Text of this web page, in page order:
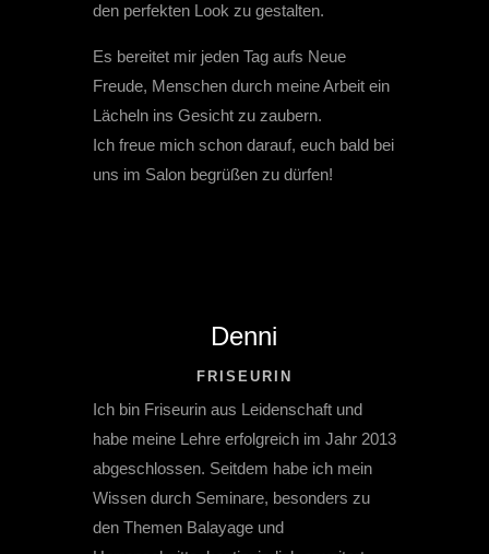
den perfekten Look zu gestalten.
Es bereitet mir jeden Tag aufs Neue
Freude, Menschen durch meine Arbeit ein
Lächeln ins Gesicht zu zaubern.
Ich freue mich schon darauf, euch bald bei
uns im Salon begrüßen zu dürfen!
Denni
FRISEURIN
Ich bin Friseurin aus Leidenschaft und
habe meine Lehre erfolgreich im Jahr 2013
abgeschlossen. Seitdem habe ich mein
Wissen durch Seminare, besonders zu
den Themen Balayage und